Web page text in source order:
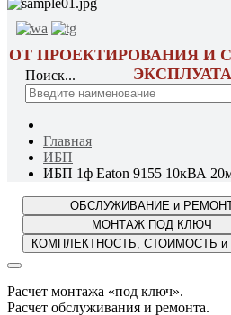
ОТ ПРОЕКТИРОВАНИЯ И
Поиск...
Главная
ИБП
ИБП 1ф Eaton 9155 10кВА
Расчет монтажа «под ключ».
Расчет обслуживания и ремонта.